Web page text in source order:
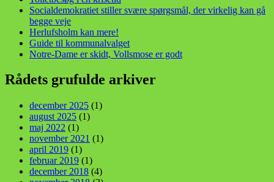
Socialdemokratiet stiller svære spørgsmål, der virkelig kan gå
begge veje
Herlufsholm kan mere!
Guide til kommunalvalget
Notre-Dame er skidt, Vollsmose er godt
Rådets grufulde arkiver
december 2025 (1)
august 2025 (1)
maj 2022 (1)
november 2021 (1)
april 2019 (1)
februar 2019 (1)
december 2018 (4)